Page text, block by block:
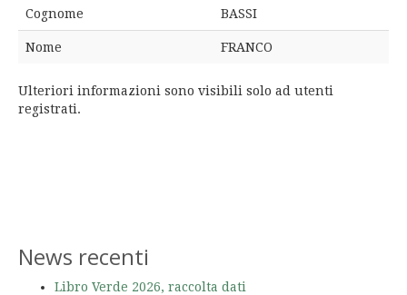
Cognome BASSI
Nome FRANCO
Ulteriori informazioni sono visibili solo ad utenti
registrati.
News recenti
Libro Verde 2026, raccolta dati